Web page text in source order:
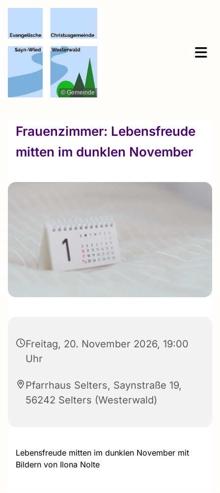
© Gemeinde
Frauenzimmer: Lebensfreude
mitten im dunklen November
Freitag, 20. November 2026, 19:00
Uhr
Pfarrhaus Selters, Saynstraße 19,
56242 Selters (Westerwald)
Lebensfreude mitten im dunklen November mit
Bildern von Ilona Nolte